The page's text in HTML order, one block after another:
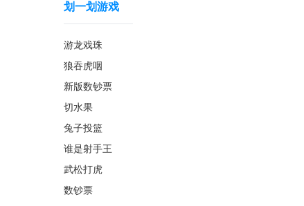
划一划游戏
游龙戏珠
狼吞虎咽
新版数钞票
切水果
兔子投篮
谁是射手王
武松打虎
数钞票